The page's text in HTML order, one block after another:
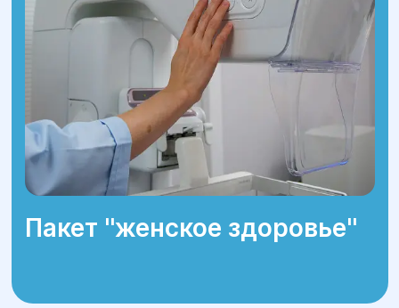
Пакет ''женское здоровье''